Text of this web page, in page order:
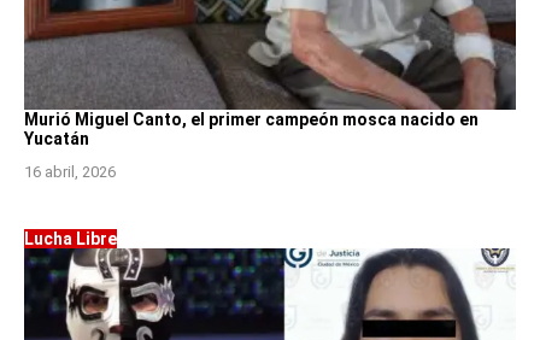
Murió Miguel Canto, el primer campeón mosca nacido en
Yucatán
16 abril, 2026
Lucha Libre